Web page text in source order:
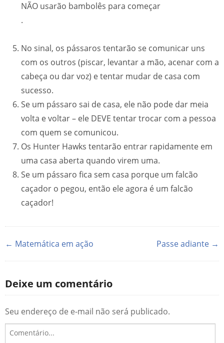
NÃO usarão bambolês para começar
.
No sinal, os pássaros tentarão se comunicar uns
com os outros (piscar, levantar a mão, acenar com a
cabeça ou dar voz) e tentar mudar de casa com
sucesso.
Se um pássaro sai de casa, ele não pode dar meia
volta e voltar – ele DEVE tentar trocar com a pessoa
com quem se comunicou.
Os Hunter Hawks tentarão entrar rapidamente em
uma casa aberta quando virem uma.
Se um pássaro fica sem casa porque um falcão
caçador o pegou, então ele agora é um falcão
caçador!
← Matemática em ação Passe adiante →
Deixe um comentário
Seu endereço de e-mail não será publicado.